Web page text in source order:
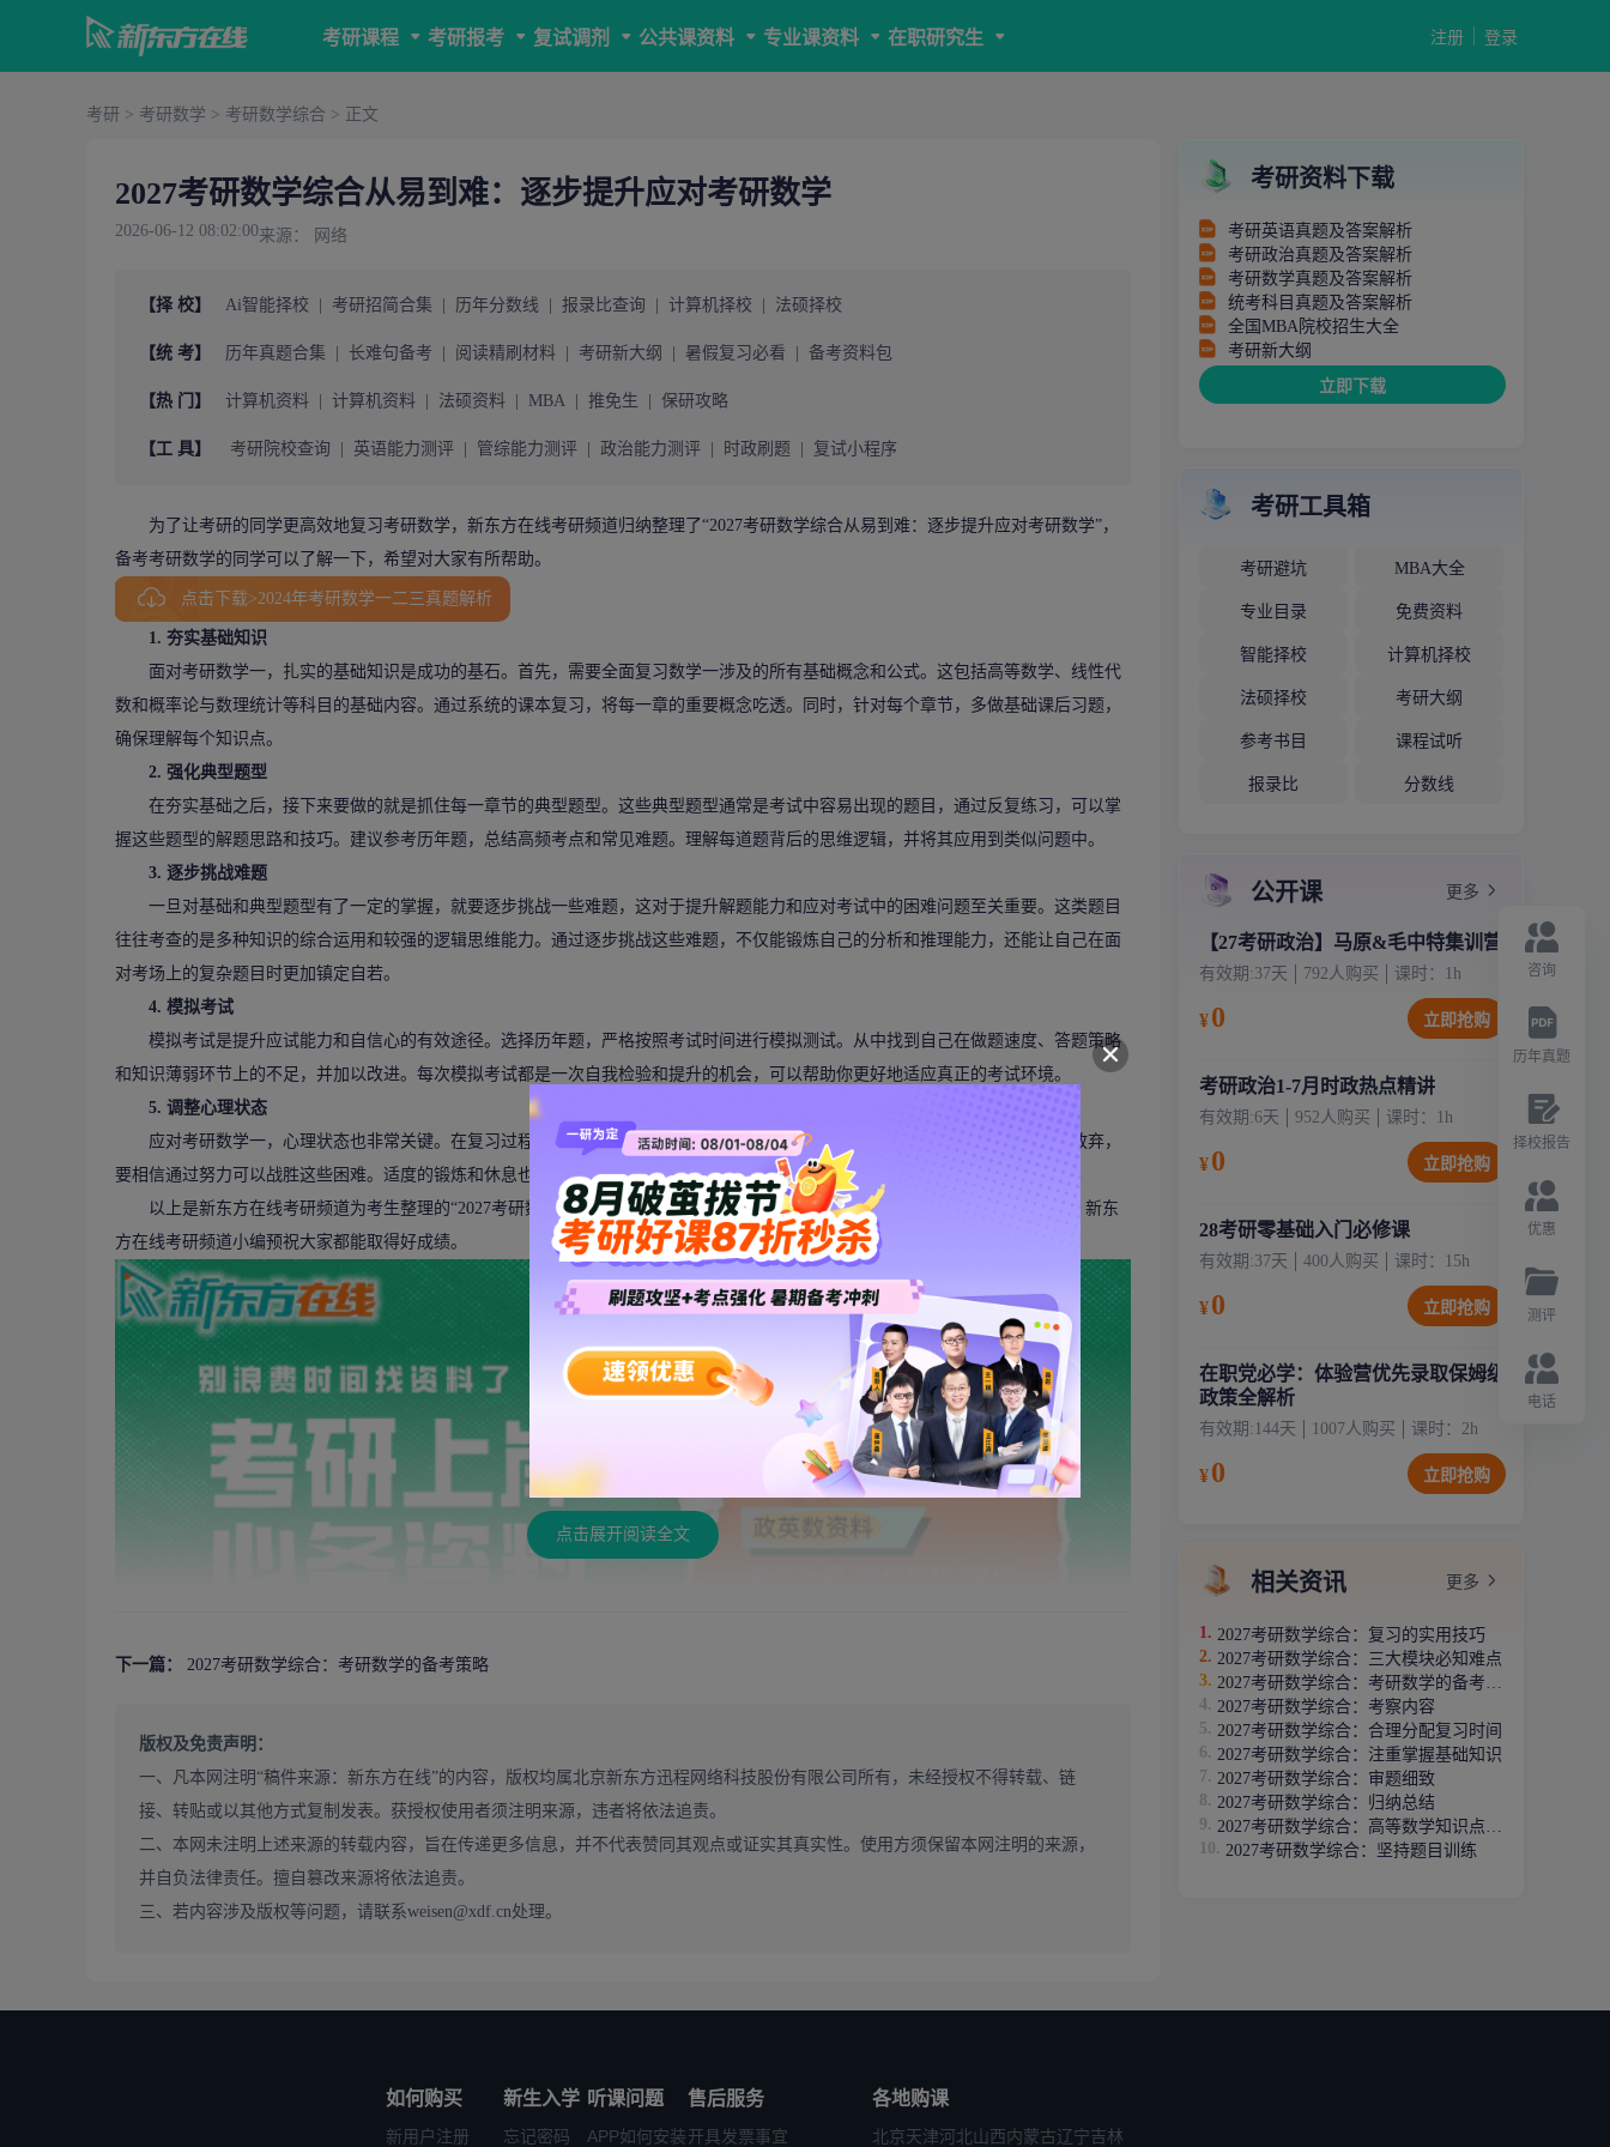
考研课程 考研报考 复试调剂 公共课资料 专业课资料 在职研究生 注册 登录
考研 > 考研数学 > 考研数学综合 > 正文
2027考研数学综合从易到难：逐步提升应对考研数学
2026-06-12 08:02:00来源： 网络
【择 校】 Ai智能择校 考研招简合集 历年分数线 报录比查询 计算机择校 法硕择校
【统 考】 历年真题合集 长难句备考 阅读精刷材料 考研新大纲 暑假复习必看 备考资料包
【热 门】 计算机资料 计算机资料 法硕资料 MBA 推免生 保研攻略
【工 具】 考研院校查询 英语能力测评 管综能力测评 政治能力测评 时政刷题 复试小程序
为了让考研的同学更高效地复习考研数学， 新东方在线考研频道归纳整理了“2027考研数学综合从易到难：逐步提升应对考研数学”，
备考考研数学的同学可以了解一下，希望对大家有所帮助。
点击下载>2024年考研数学一二三真题解析
1. 夯实基础知识
面对考研数学一，扎实的基础知识是成功的基石。首先，需要全面复习数学一涉及的所有基础概念和公式。这包括高等数学、线性代
数和概率论与数理统计等科目的基础内容。通过系统的课本复习，将每一章的重要概念吃透。同时，针对每个章节，多做基础课后习题，
确保理解每个知识点。
2. 强化典型题型
在夯实基础之后，接下来要做的就是抓住每一章节的典型题型。这些典型题型通常是考试中容易出现的题目，通过反复练习，可以掌
握这些题型的解题思路和技巧。建议参考历年题，总结高频考点和常见难题。理解每道题背后的思维逻辑，并将其应用到类似问题中。
3. 逐步挑战难题
一旦对基础和典型题型有了一定的掌握，就要逐步挑战一些难题，这对于提升解题能力和应对考试中的困难问题至关重要。这类题目
往往考查的是多种知识的综合运用和较强的逻辑思维能力。通过逐步挑战这些难题，不仅能锻炼自己的分析和推理能力，还能让自己在面
对考场上的复杂题目时更加镇定自若。
4. 模拟考试
模拟考试是提升应试能力和自信心的有效途径。选择历年题，严格按照考试时间进行模拟测试。从中找到自己在做题速度、答题策略
和知识薄弱环节上的不足，并加以改进。每次模拟考试都是一次自我检验和提升的机会，可以帮助你更好地适应真正的考试环境。
5. 调整心理状态
应对考研数学一，心理状态也非常关键。在复习过程中要保持积极、乐观的心态，建立足够的自信心。遇到难题时，不要轻易放弃，
要相信通过努力可以战胜这些困难。适度的锻炼和休息也能帮助你保持良好的精神状态。
以上是新东方在线考研频道为考生整理的“2027考研数学综合从易到难：逐步提升应对考研数学”相关内容，希望对大家有帮助，新东
方在线考研频道小编预祝大家都能取得好成绩。
【考研数学】资料这里有↑↑↑
点击展开阅读全文
下一篇： 2027考研数学综合：考研数学的备考策略
版权及免责声明：
一、凡本网注明“稿件来源：新东方在线”的内容，版权均属北京新东方迅程网络科技股份有限公司所有，未经授权不得转载、链
接、转贴或以其他方式复制发表。获授权使用者须注明来源，违者将依法追责。
二、本网未注明上述来源的转载内容，旨在传递更多信息，并不代表赞同其观点或证实其真实性。使用方须保留本网注明的来源，
并自负法律责任。擅自篡改来源将依法追责。
三、若内容涉及版权等问题，请联系weisen@xdf.cn处理。
考研资料下载
考研英语真题及答案解析
考研政治真题及答案解析
考研数学真题及答案解析
统考科目真题及答案解析
全国MBA院校招生大全
考研新大纲
立即下载
考研工具箱
考研避坑 MBA大全
专业目录 免费资料
智能择校 计算机择校
法硕择校 考研大纲
参考书目 课程试听
报录比 分数线
公开课 更多
【27考研政治】马原&毛中特集训营
有效期:37天 792人购买 课时： 1 h
¥0 立即抢购
考研政治1-7月时政热点精讲
有效期:6天 952人购买 课时： 1 h
¥0 立即抢购
28考研零基础入门必修课
有效期:37天 400人购买 课时： 15 h
¥0 立即抢购
在职党必学：体验营优先录取保姆级
政策全解析
有效期: 144天 1007人购买 课时： 2 h
¥0 立即抢购
相关资讯 更多
2027考研数学综合：复习的实用技巧
2027考研数学综合：三大模块必知难点
2027考研数学综合：考研数学的备考策略
2027考研数学综合：考察内容
2027考研数学综合：合理分配复习时间
2027考研数学综合：注重掌握基础知识
2027考研数学综合：审题细致
2027考研数学综合：归纳总结
2027考研数学综合：高等数学知识点复习
2027考研数学综合：坚持题目训练
如何购买
新用户注册
新生入学
忘记密码
听课问题
APP如何安装
售后服务
开具发票事宜
各地购课
北京天津河北山西内蒙古辽宁吉林
咨询
历年真题
择校报告
优惠
测评
电话